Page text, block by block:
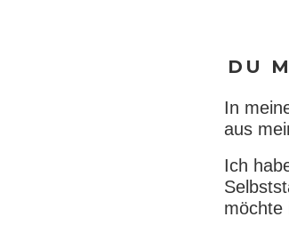
DU
In
aus
Ich
möchte